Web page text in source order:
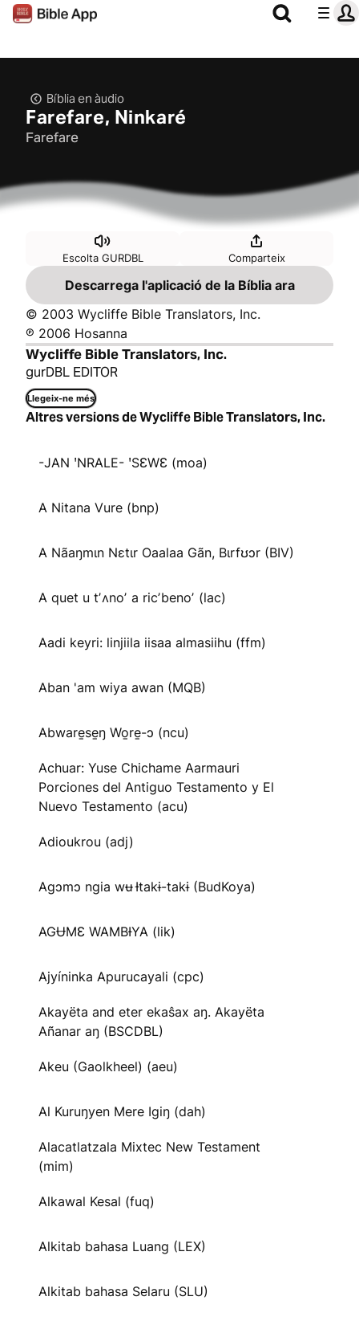
Bíblia en àudio
Farefare, Ninkaré
Farefare
Escolta GURDBL Comparteix
Descarrega l'aplicació de la Bíblia ara
© 2003 Wycliffe Bible Translators, Inc.
℗ 2006 Hosanna
Wycliffe Bible Translators, Inc.
gurDBL EDITOR
Llegeix-ne més
Altres versions de Wycliffe Bible Translators, Inc.
-JAN ꞌNRALE- ꞌSƐWƐ (moa)
A Nitana Vure (bnp)
A Nãaŋmɩn Nɛtɩr Oaalaa Gãn, Bɩrfʊɔr (BIV)
A quet u tʼʌnoʼ a ricʼbenoʼ (lac)
Aadi keyri: linjiila iisaa almasiihu (ffm)
Aban 'am wiya awan (MQB)
Abware̱se̱ŋ Wo̱re̱-ɔ (ncu)
Achuar: Yuse Chichame Aarmauri
Porciones del Antiguo Testamento y El
Nuevo Testamento (acu)
Adioukrou (adj)
Agɔmɔ ngia wʉ Ɨtakɨ-takɨ (BudKoya)
AGɄMƐ WAMBƗYA (lik)
Ajyíninka Apurucayali (cpc)
Akayëta and eter ekaŝax aŋ. Akayëta
Añanar aŋ (BSCDBL)
Akeu (Gaolkheel) (aeu)
Al Kuruŋyen Mere Igiŋ (dah)
Alacatlatzala Mixtec New Testament
(mim)
Alkawal Kesal (fuq)
Alkitab bahasa Luang (LEX)
Alkitab bahasa Selaru (SLU)